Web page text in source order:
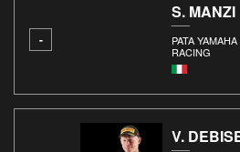
-
S. MANZI
PATA
RACING
V.